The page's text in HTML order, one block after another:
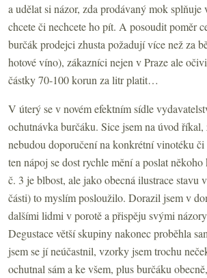
a udělat si názor, zda prodávaný mok splňuje
chcete či nechcete ho pít. A posoudit poměr
burčák prodejci zhusta požadují více než za
hotové víno), zákazníci nejen v Praze ale
částky 70-100 korun za litr platit…
V úterý se v novém efektním sídle
ochutnávka burčáku. Sice jsem na úvod
nebudou doporučení na konkrétní vinotéku či
ten nápoj se dost rychle mění a poslat
č. 3 je blbost, ale jako obecná ilustrace stavu
části) to myslím posloužilo. Dorazil jsem v
dalšími lidmi v porotě a přispěju svými
Degustace větší skupiny nakonec proběhla
jsem se jí neúčastnil, vzorky jsem trochu
ochutnal sám a ke všem, plus burčáku